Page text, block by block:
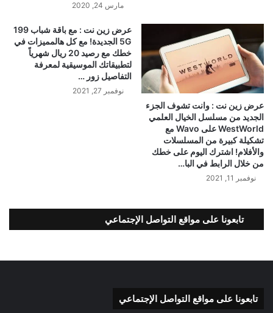
مارس 24, 2020
عرض زين نت : وانت تشوف الجزء
الجديد من مسلسل الخيال العلمي
WestWorld على Wavo مع
تشكيلة كبيرة من المسلسلات
والأفلام! اشترك اليوم على خطك
من خلال الرابط في البا…
نوفمبر 11, 2021
عرض زين نت : مع باقة شباب 199
5G الجديدة! مع كل هالمميزات في
خطك مع رصيد 20 ريال شهرياً
لتطبيقاتك الموسيقية لمعرفة
التفاصيل زور …
نوفمبر 27, 2021
تابعونا على مواقع التواصل الإجتماعي
تابعونا على مواقع التواصل الإجتماعي